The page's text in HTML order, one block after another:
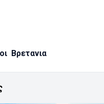
Βρετανια